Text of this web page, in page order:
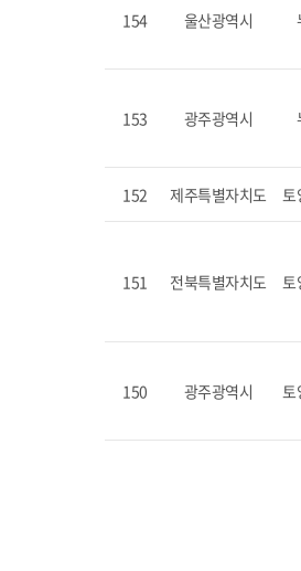
154 울산광역시
153 광주광역시
152 제주특별자치도 토
151 전북특별자치도 토
150 광주광역시 토